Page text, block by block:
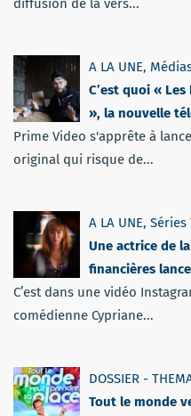
diffusion de la vers...
A LA UNE,
C’est quoi «
», la nouvelle
Prime Video s'apprête à
original qui risque de...
A LA UNE, Séries
Une actrice de
financières
C’est dans une vidéo
comédienne Cypriane...
DOSSIER -
Tout le monde